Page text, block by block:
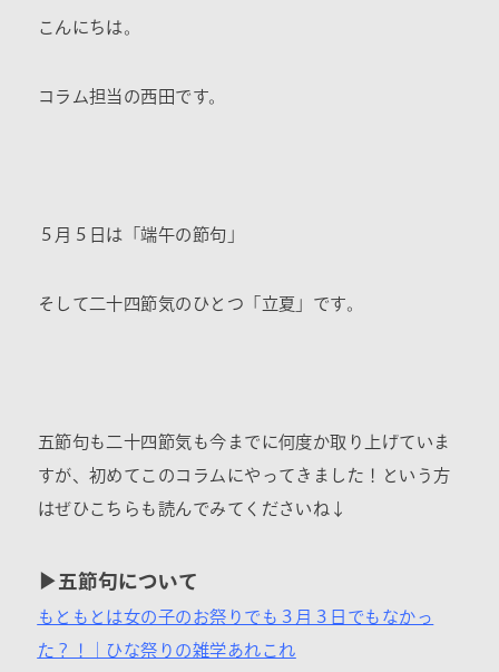
こんにちは。
コラム担当の西田です。
５月５日は「端午の節句」
そして二十四節気のひとつ「立夏」です。
五節句も二十四節気も今までに何度か取り上げていま
すが、初めてこのコラムにやってきました！という方
はぜひこちらも読んでみてくださいね↓
▶五節句について
もともとは女の子のお祭りでも３月３日でもなかっ
た？！｜ひな祭りの雑学あれこれ